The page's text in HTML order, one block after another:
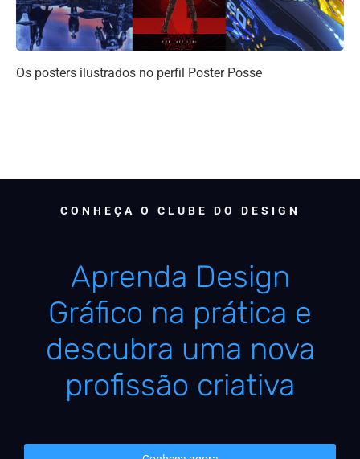
Os posters ilustrados no perfil Poster Posse
CONHEÇA O CLUBE DO DESIGN
Aprenda Design
Gráfico na prática e
descubra uma nova
profissão criativa